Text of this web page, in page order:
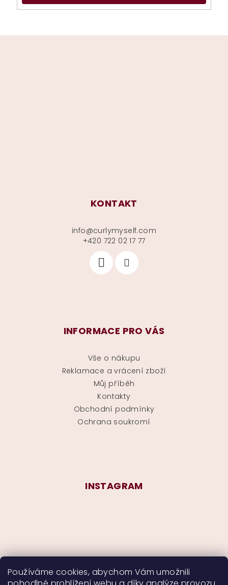
Používáme cookies, abychom Vám umožnili
KONTAKT
info@curlymyself.com
+420 722 02 17 77
INFORMACE PRO VÁS
Vše o nákupu
Reklamace a vrácení zboží
Můj příběh
Kontakty
Obchodní podmínky
Ochrana soukromí
INSTAGRAM